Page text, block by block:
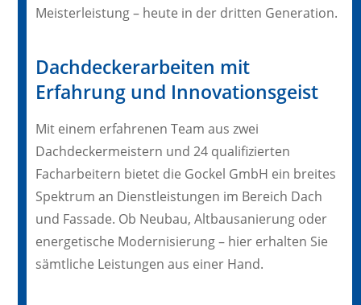
Meisterleistung – heute in der dritten Generation.
Dachdeckerarbeiten mit
Erfahrung und Innovationsgeist
Mit einem erfahrenen Team aus zwei
Dachdeckermeistern und 24 qualifizierten
Facharbeitern bietet die Gockel GmbH ein breites
Spektrum an Dienstleistungen im Bereich Dach
und Fassade. Ob Neubau, Altbausanierung oder
energetische Modernisierung – hier erhalten Sie
sämtliche Leistungen aus einer Hand.